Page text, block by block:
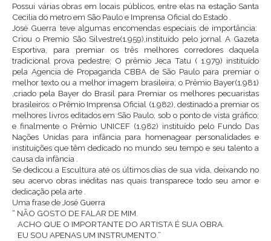
Possui várias obras em locais públicos, entre elas na estação Santa
Cecilia do metro em São Paulo e Imprensa Oficial do Estado .
José Guerra teve algumas encomendas especiais de importância:
Criou o Premio São Silvestre(1.959),instituído pelo jornal A Gazeta
Esportiva, para premiar os três melhores corredores daquela
tradicional prova pedestre; O prêmio Jeca Tatu ( 1.979) instituído
pela Agencia de Propaganda CBBA de São Paulo para premiar o
melhor texto ou a melhor imagem brasileira; o Prêmio Bayer(1.981)
,criado pela Bayer do Brasil para Premiar os melhores pecuaristas
brasileiros: o Prêmio Imprensa Oficial (1.982), destinado a premiar os
melhores livros editados em São Paulo, sob o ponto de vista gráfico;
e finalmente o Prêmio UNICEF (1.982) instituído pelo Fundo Das
Nações Unidas para infância para homenagear personalidades e
instituições que têm dedicado no mundo seu tempo e seu talento a
causa da infância .
Se dedicou a Escultura até os últimos dias de sua vida, deixando no
seu acervo obras inéditas nas quais transparece todo seu amor e
dedicação pela arte .
Uma frase de José Guerra
“ NÃO GOSTO DE FALAR DE MIM.
ACHO QUE O IMPORTANTE DO ARTISTA É SUA OBRA.
EU SOU APENAS UM INSTRUMENTO.”